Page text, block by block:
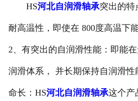
HS河北自润滑轴承突出的特
耐高温性，即使在 800度高温下
2、有突出的自润滑性能：即能
润滑体系， 并长期保持自润滑
命长：HS河北自润滑轴承这个产